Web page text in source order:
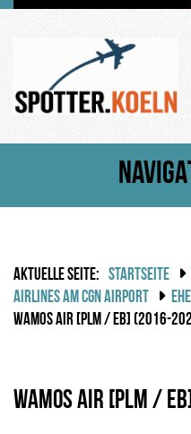
AKTUELLE SEITE: STARTSEITE
AIRLINES AM CGN AIRPORT
WAMOS AIR [PLM / EB] (2016-
Wamos Air [PLM /